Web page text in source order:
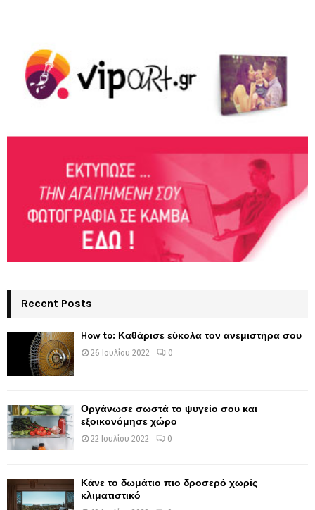
Recent Posts
How to: Καθάρισε εύκολα τον ανεμιστήρα σου
26 Ιουλίου 2022 0
Οργάνωσε σωστά το ψυγείο σου και
εξοικονόμησε χώρο
22 Ιουλίου 2022 0
Κάνε το δωμάτιο πιο δροσερό χωρίς
κλιματιστικό